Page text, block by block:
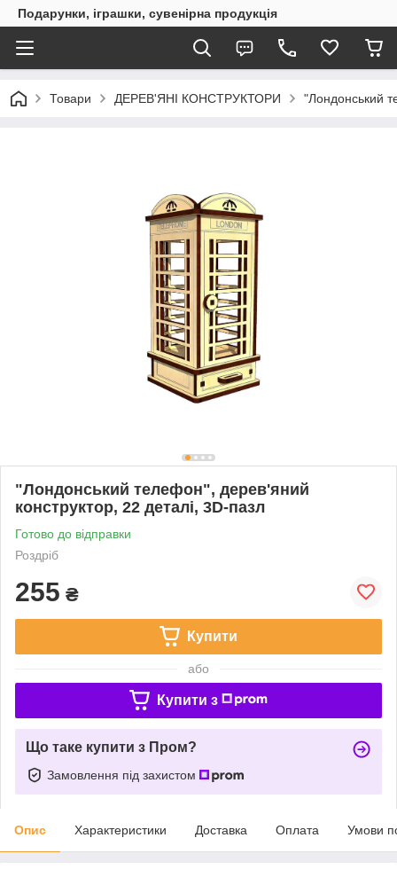
Подарунки, іграшки, сувенірна продукція
Товари ДЕРЕВ'ЯНІ КОНСТРУКТОРИ "Лондонський
"Лондонський телефон", дерев'яний
конструктор, 22 деталі, 3D-пазл
Готово до відправки
Роздріб
255 ₴
Купити
або
Купити з
Що таке купити з Пром?
Замовлення під захистом
Опис Характеристики Доставка Оплата Умови